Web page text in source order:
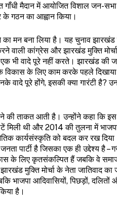
गाँधी मैदान में आयोजित विशाल जन-
के गठन का आह्वान किया।
का मन बना लिया है। यह चुनाव
वाली कांग्रेस और झारखंड मुक्ति
भी वादे पूरे नहीं करते। झारखंड की
विकास के लिए काम करके पहले दिखाया
वादे पूरे होंगे, इसकी क्या गारंटी है?
की ताकत आती है। उन्होंने कहा कि इस
मिली थी और 2014 की तुलना में
कार्यसंस्कृति को बदल कर रख
पार्टी है जिसका एक ही उद्देश्य है –
के लिए कृतसंकल्पित हैं जबकि वे
मुक्ति मोर्चा के नेता जातिवाद का
भाजपा आदिवासियों, पिछड़ों, दलितों
है।